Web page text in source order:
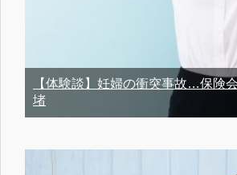
【体験談】妊婦の衝突事故…保険
堵